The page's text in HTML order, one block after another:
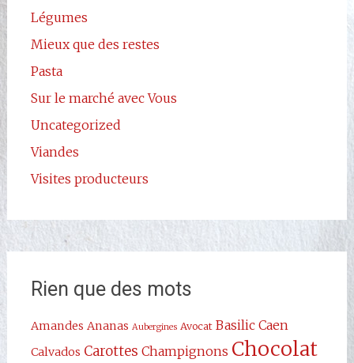
Légumes
Mieux que des restes
Pasta
Sur le marché avec Vous
Uncategorized
Viandes
Visites producteurs
Rien que des mots
Amandes Ananas Aubergines Avocat Basilic Caen
Calvados Carottes Champignons Chocolat